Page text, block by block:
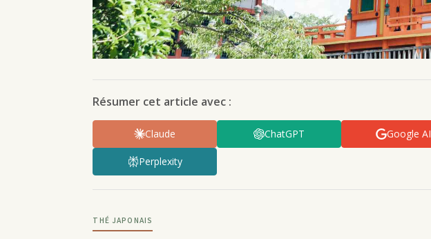
Résumer cet article avec :
Claude ChatGPT Google AI
Perplexity
THÉ JAPONAIS